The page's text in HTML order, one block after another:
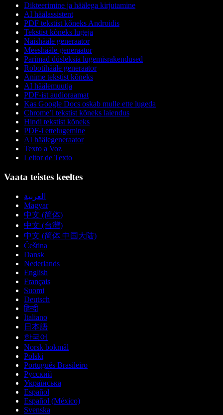
Dikteerimine ja häälega kirjutamine
AI häälassistent
PDF tekstist kõneks Androidis
Tekstist kõneks lugeja
Naishääle generaator
Meeshääle generaator
Parimad düsleksia lugemisrakendused
Robotihääle generaator
Anime tekstist kõneks
AI häälemuutja
PDF-ist audioraamat
Kas Google Docs oskab mulle ette lugeda
Chrome’i tekstist kõneks laiendus
Hindi tekstist kõneks
PDF-i ettelugemine
AI häälegeneraator
Texto a Voz
Leitor de Texto
Vaata teistes keeltes
العربية
Magyar
中文 (简体)
中文 (台灣)
中文 (简体 中国大陆)
Čeština
Dansk
Nederlands
English
Français
Suomi
Deutsch
हिन्दी
Italiano
日本語
한국어
Norsk bokmål
Polski
Português Brasileiro
Русский
Українська
Español
Español (México)
Svenska